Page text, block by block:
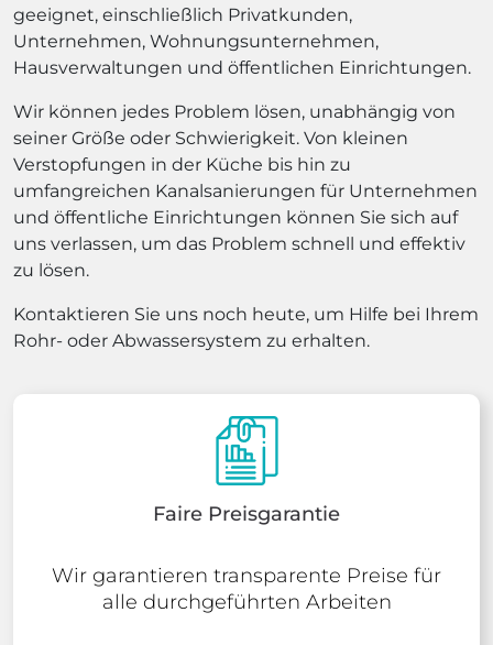
geeignet, einschließlich Privatkunden,
Unternehmen, Wohnungsunternehmen,
Hausverwaltungen und öffentlichen Einrichtungen.
Wir können jedes Problem lösen, unabhängig von
seiner Größe oder Schwierigkeit. Von kleinen
Verstopfungen in der Küche bis hin zu
umfangreichen Kanalsanierungen für Unternehmen
und öffentliche Einrichtungen können Sie sich auf
uns verlassen, um das Problem schnell und effektiv
zu lösen.
Kontaktieren Sie uns noch heute, um Hilfe bei Ihrem
Rohr- oder Abwassersystem zu erhalten.
Faire Preisgarantie
Wir garantieren transparente Preise für
alle durchgeführten Arbeiten